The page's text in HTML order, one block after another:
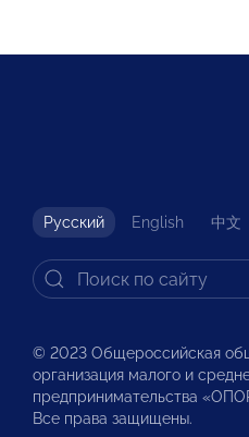
Русский English 中文
© 2023 Общероссийская
организация малого и
предпринимательства
Все права защищены.